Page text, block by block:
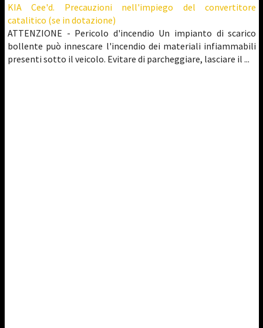
KIA Cee'd. Precauzioni nell'impiego del convertitore
catalitico (se in dotazione)
ATTENZIONE - Pericolo d'incendio Un impianto di scarico
bollente può innescare l'incendio dei materiali infiammabili
presenti sotto il veicolo. Evitare di parcheggiare, lasciare il ...